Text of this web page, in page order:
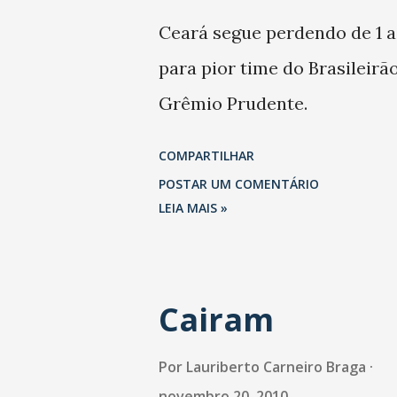
Ceará segue perdendo de 1
para pior time do
Grêmio Prudente.
COMPARTILHAR
POSTAR UM COMENTÁRIO
LEIA MAIS »
Cairam
Por Lauriberto Carneiro Braga